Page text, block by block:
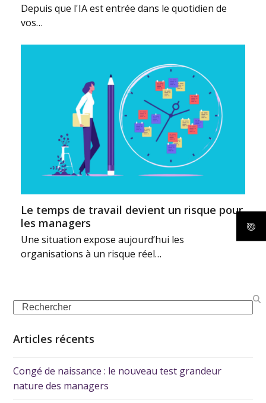
Depuis que l'IA est entrée dans le quotidien de
vos…
Le temps de travail devient un risque pour
les managers
Une situation expose aujourd’hui les
organisations à un risque réel…
Articles récents
Congé de naissance : le nouveau test grandeur
nature des managers